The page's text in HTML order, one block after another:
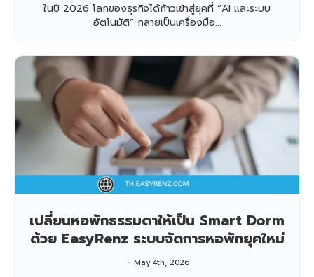
ในปี 2026 โลกของธุรกิจได้ก้าวเข้าสู่ยุคที่ “AI และระบบ
อัตโนมัติ” กลายเป็นเครื่องมือ...
เปลี่ยนหอพักธรรมดาให้เป็น Smart Dorm
ด้วย EasyRenz ระบบจัดการหอพักยุคใหม่
May 4th, 2026